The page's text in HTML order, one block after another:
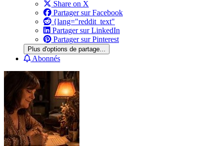
Share on X
Partager sur Facebook
{lang="reddit_text"
Partager sur LinkedIn
Partager sur Pinterest
Plus d'options de partage...
Abonnés